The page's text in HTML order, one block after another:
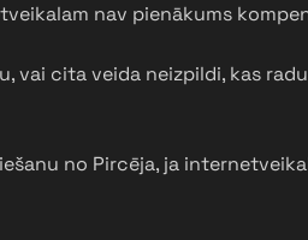
nav pienākums
cita veida neizpildi, kas
no Pircēja, ja